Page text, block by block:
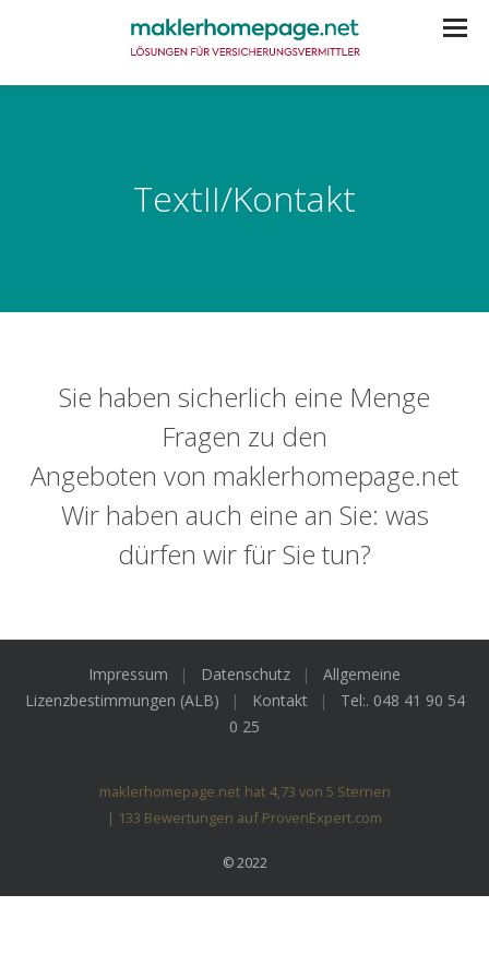
TextII/Kontakt
Sie haben sicherlich eine Menge
Fragen zu den
Angeboten von maklerhomepage.net
Wir haben auch eine an Sie: was
dürfen wir für Sie tun?
Impressum Datenschutz
Allgemeine
Lizenzbestimmungen (ALB)
Kontakt
Tel:. 048 41 90 54
0 25
maklerhomepage.net hat 4,73 von 5 Sternen
| 133 Bewertungen auf ProvenExpert.com
© 2022